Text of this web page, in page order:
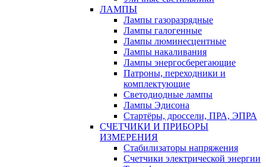
ЛАМПЫ
Лампы газоразрядные
Лампы галогенные
Лампы люминесцентные
Лампы накаливания
Лампы энергосберегающие
Патроны, переходники и
комплектующие
Светодиодные лампы
Лампы Эдисона
Стартёры, дроссели, ПРА, ЭПРА
СЧЕТЧИКИ И ПРИБОРЫ
ИЗМЕРЕНИЯ
Стабилизаторы напряжения
Счетчики электрической энергии